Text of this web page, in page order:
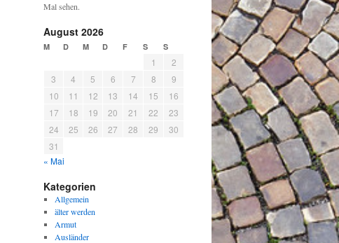
Mal sehen.
August 2026
M D M D F S S
1
2
3
4 5 6 7 8
9
10
11 12 13 14 15
16
17
18 19 20 21 22
23
24
25 26 27 28 29
30
31
« Mai
Kategorien
Allgemein
älter werden
Armut
Ausländer